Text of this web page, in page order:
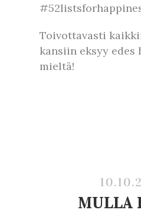
Toivottavasti
kansiin eksyy edes
mieltä!
MULLA